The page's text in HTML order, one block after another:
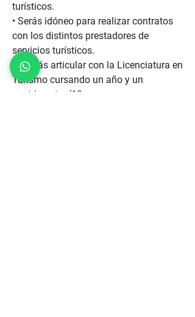
turísticos.
• Serás idóneo para realizar contratos
con los distintos prestadores de
servicios turísticos.
• Podrás articular con la Licenciatura en
Turismo cursando un año y un
cuatrimestre (12